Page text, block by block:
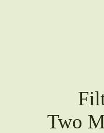
Two